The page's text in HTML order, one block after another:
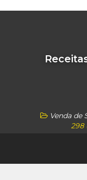
Venda de
298